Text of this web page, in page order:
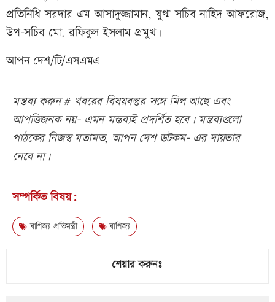
প্রতিনিধি সরদার এম আসাদুজ্জামান, যুগ্ম সচিব নাহিদ আফরোজ,
উপ-সচিব মো. রফিকুল ইসলাম প্রমুখ।
আপন দেশ/টি/এসএমএ
মন্তব্য করুন # খবরের বিষয়বস্তুর সঙ্গে মিল আছে এবং
আপত্তিজনক নয়- এমন মন্তব্যই প্রদর্শিত হবে। মন্তব্যগুলো
পাঠকের নিজস্ব মতামত, আপন দেশ ডটকম- এর দায়ভার
নেবে না।
সম্পর্কিত বিষয়:
বাণিজ্য প্রতিমন্ত্রী বাণিজ্য
শেয়ার করুনঃ